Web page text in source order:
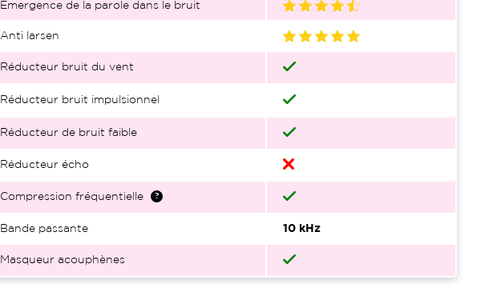
Emergence de la parole dans le bruit
Anti larsen
Réducteur bruit du vent
Réducteur bruit impulsionnel
Réducteur de bruit faible
Réducteur écho
Compression fréquentielle
Bande passante 10 kHz
Masqueur acouphènes